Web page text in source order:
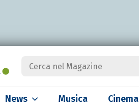
News Musica Cinema